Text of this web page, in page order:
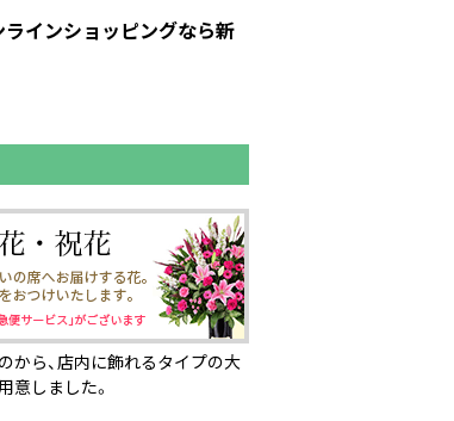
インショッピングなら新
から、店内に飾れるタイプの大
意しました。